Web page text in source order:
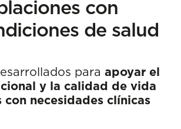
con
de salud
para apoyar el
y la calidad de vida
con necesidades clínicas